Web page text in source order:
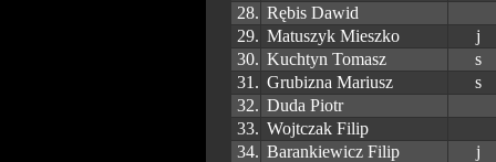
28. Rębis Dawid
29. Matuszyk Mieszko
j
30. Kuchtyn Tomasz
s
31. Grubizna Mariusz
s
32. Duda Piotr
33. Wojtczak Filip
34. Barankiewicz Filip
j